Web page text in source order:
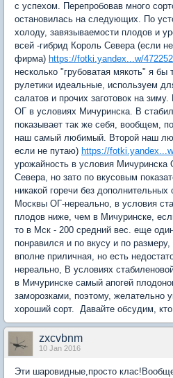
с успехом. Перепробовав много
остановилась на следующих. По
холоду, завязываемости плодов и
всей -гибрид Король Севера (если
фирма) https://fotki.yandex...w/
несколько "грубоватая мякоть" я бы
рулетики идеальные, используем
салатов и прочих заготовок на
ОГ в условиях Мичуринска. В
показывает так же себя, вообщем,
наш самый любимый. Второй наш
если не путаю) https://
урожайность в условия Мичуринска
Севера, но зато по вкусовым
никакой горечи без дополнительных
Москвы ОГ-нереально, в условия
плодов ниже, чем в Мичуринске,
то в Мск - 200 средний вес. еще
понравился и по вкусу и по
вполне приличная, но есть
нереально, В условиях
в Мичуринске самый апогей
заморозками, поэтому, желательно
хороший сорт. Давайте обсудим,
zxcvbnm
10 Jan 2016
Эти шаровидные,просто